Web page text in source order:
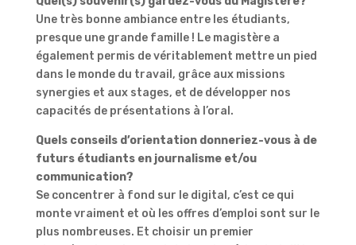
Une très bonne ambiance entre les étudiants,
presque une grande famille ! Le magistère a
également permis de véritablement mettre un pied
dans le monde du travail, grâce aux missions
synergies et aux stages, et de développer nos
capacités de présentations à l’oral.
Quels conseils d’orientation donneriez-vous à de
futurs étudiants en journalisme et/ou
communication?
Se concentrer à fond sur le digital, c’est ce qui
monte vraiment et où les offres d’emploi sont sur le
plus nombreuses. Et choisir un premier